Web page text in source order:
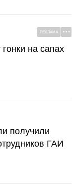
РЕКЛАМА
на сапах
получили
ГАИ